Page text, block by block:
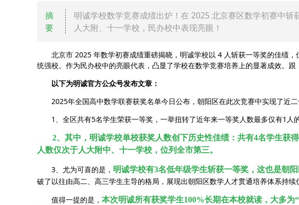
摘
要
明诚学校数学竞赛成绩出炉！在 2025 北京赛区数学初赛中斩
人大附、十一学校，民办校中表现亮眼！
北京市 2025 年数学初赛成绩重磅揭晓，明诚学校以 4 人斩获一等奖的佳绩，
统强校。作为民办校中的亮眼代表，凸显了学校在数学竞赛培养上的显著成效。跟
以下为明诚官方公众号发布文章：
2025年全国高中数学联赛获奖名单今日公布，朝阳区在此次竞赛中实现了近二
1、全区共有5名学生荣获一等奖，一举扭转了近年来一等奖人数最多仅有1人的
2、其中，明诚学校单校获奖人数创下历史性佳绩：共有4名学生获
人数仅次于人大附中、十一学校，位列全市第三。
3、尤为可喜的是， 明诚学校有3名低年级学生斩获一等奖，这也是朝
破了以往由高二、高三学生主导的格局，展现出朝阳区数学人才贯通培养体系持续
值得一提的是， 本次明诚所有获奖学生100%长期在本校就读，大多